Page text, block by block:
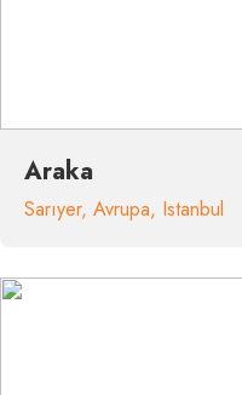
Araka
Sarıyer, Avrupa, Istanbul